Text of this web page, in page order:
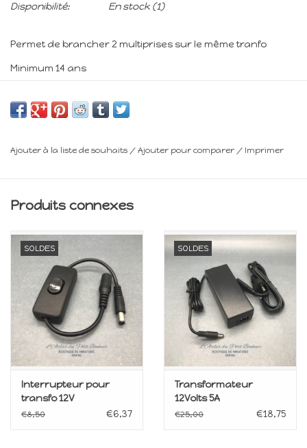
Disponibilité:
En stock (1)
Permet de brancher 2 multiprises sur le même tranfo
Minimum 14 ans
Ajouter à la liste de souhaits / Ajouter pour comparer / Imprimer
Produits connexes
SOLDES
Interrupteur pour
transfo 12V
€8,50 €6,37
SOLDES
Transformateur
12Volts 5A
€25,00 €18,75